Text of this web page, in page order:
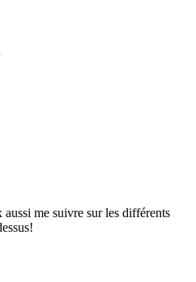
me suivre sur les différents